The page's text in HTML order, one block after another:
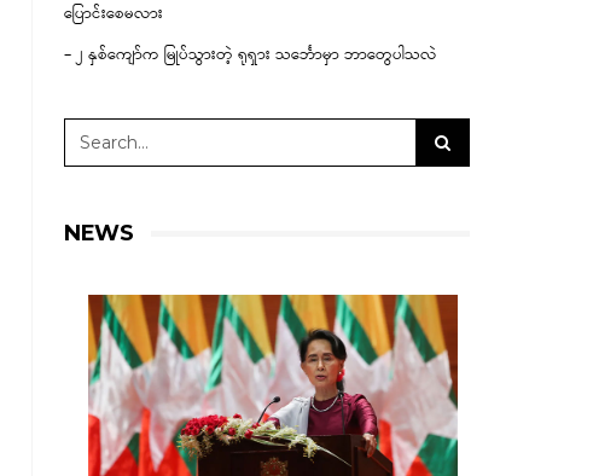
ပြောင်းစေမလား
– ၂ နှစ်ကျော်က မြုပ်သွားတဲ့ ရုရှား သင်္ဘောမှာ ဘာတွေပါသလဲ
NEWS